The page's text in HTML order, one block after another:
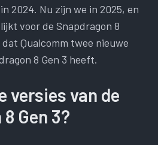
2024. Nu zijn we in 2025, en
voor de Snapdragon 8
Qualcomm twee nieuwe
8 Gen 3 heeft.
versies van de
Gen 3?